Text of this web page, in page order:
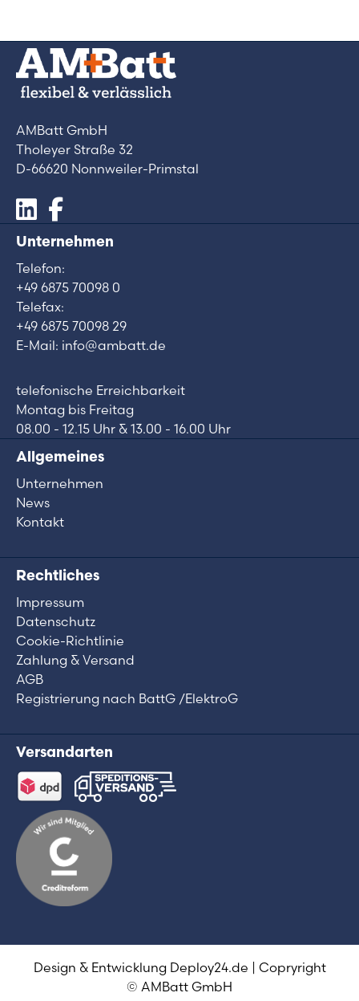
AMBatt GmbH
Tholeyer Straße 32
D-66620 Nonnweiler-Primstal
Unternehmen
Telefon:
+49 6875 70098 0
Telefax:
+49 6875 70098 29
E-Mail: info@ambatt.de
telefonische Erreichbarkeit
Montag bis Freitag
08.00 - 12.15 Uhr & 13.00 - 16.00 Uhr
Allgemeines
Unternehmen
News
Kontakt
Rechtliches
Impressum
Datenschutz
Cookie-Richtlinie
Zahlung & Versand
AGB
Registrierung nach BattG /ElektroG
Versandarten
Design & Entwicklung Deploy24.de | Copryright
© AMBatt GmbH